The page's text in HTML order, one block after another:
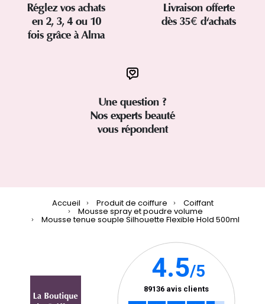
Réglez vos achats
en 2, 3, 4 ou 10
fois grâce à Alma
Livraison offerte
dès 35€ d'achats
Une question ?
Nos experts beauté
vous répondent
Accueil Produit de coiffure Coiffant
Mousse spray et poudre volume
Mousse tenue souple Silhouette Flexible Hold 500ml